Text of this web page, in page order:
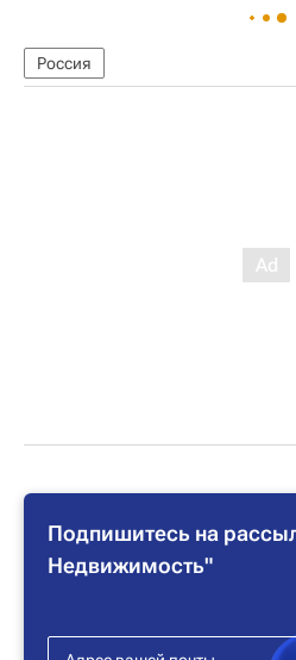
Россия
Подпишитесь на
Недвижимость"